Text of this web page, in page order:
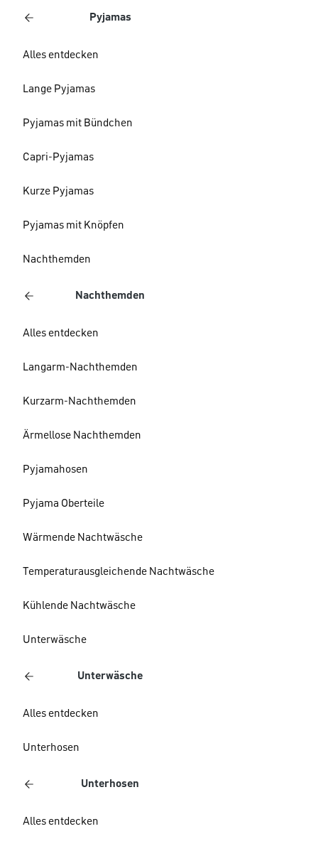
Pyjamas
Alles entdecken
Lange Pyjamas
Pyjamas mit Bündchen
Capri-Pyjamas
Kurze Pyjamas
Pyjamas mit Knöpfen
Nachthemden
Nachthemden
Alles entdecken
Langarm-Nachthemden
Kurzarm-Nachthemden
Ärmellose Nachthemden
Pyjamahosen
Pyjama Oberteile
Wärmende Nachtwäsche
Temperaturausgleichende Nachtwäsche
Kühlende Nachtwäsche
Unterwäsche
Unterwäsche
Alles entdecken
Unterhosen
Unterhosen
Alles entdecken